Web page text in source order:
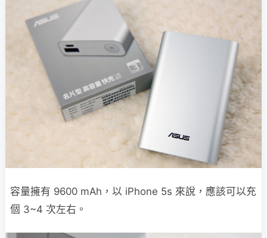
容量擁有 9600 mAh，以 iPhone 5s 來說，應該可以充
個 3~4 次左右。